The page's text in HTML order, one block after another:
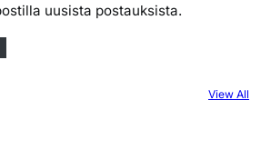
uusista postauksista.
View All